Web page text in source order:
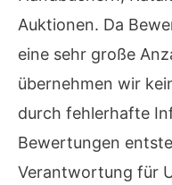
Auktionen. Da
eine sehr große
übernehmen wir
durch fehlerhafte
Bewertungen
Verantwortung für